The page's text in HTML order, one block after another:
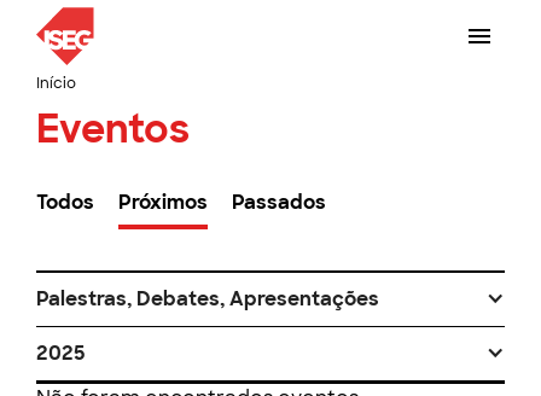
Início
Eventos
Todos Próximos Passados
Palestras, Debates, Apresentações
2025